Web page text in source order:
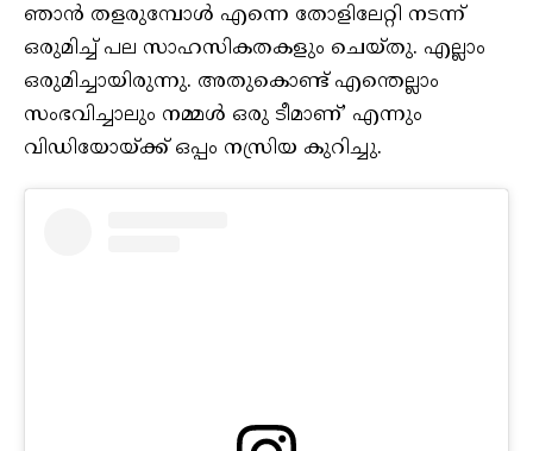
ഞാന്‍ തളരുമ്പോള്‍ എന്നെ തോളിലേറ്റി നടന്ന്
ഒരുമിച്ച് പല സാഹസികതകളും ചെയ്തു. എല്ലാം
ഒരുമിച്ചായിരുന്നു. അതുകൊണ്ട് എന്തെല്ലാം
സംഭവിച്ചാലും നമ്മള്‍ ഒരു ടീമാണ്’ എന്നും
വിഡിയോയ്ക്ക് ഒപ്പം നസ്രിയ കുറിച്ചു.